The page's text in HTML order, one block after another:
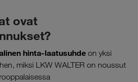
ovat
hinta-laatusuhde on yksi
miksi LKW WALTER on noussut